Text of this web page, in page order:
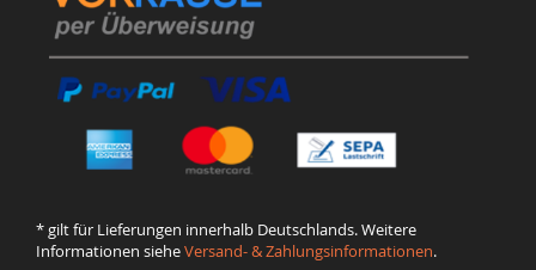
* gilt für Lieferungen innerhalb Deutschlands. Weitere
Informationen sieheVersand- & Zahlungsinformationen.